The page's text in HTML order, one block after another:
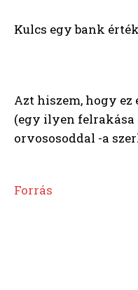
Kulcs egy bank
Azt hiszem, hogy
(egy ilyen
orvososoddal -a
Forrás